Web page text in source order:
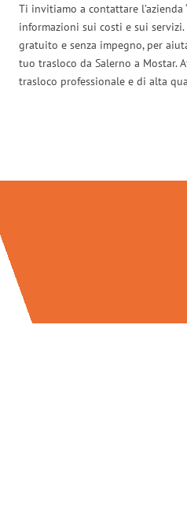
Ti invitiamo a contattare l’azienda
informazioni sui costi e sui
gratuito e senza impegno, per
tuo trasloco da Salerno a Mostar.
trasloco professionale e di alta